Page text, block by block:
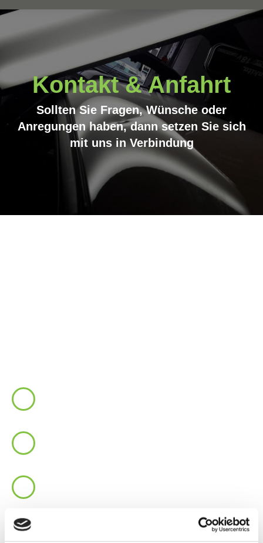
Kontakt & Anfahrt
Sollten Sie Fragen, Wünsche oder
Anregungen haben, dann setzen Sie sich
mit uns in Verbindung